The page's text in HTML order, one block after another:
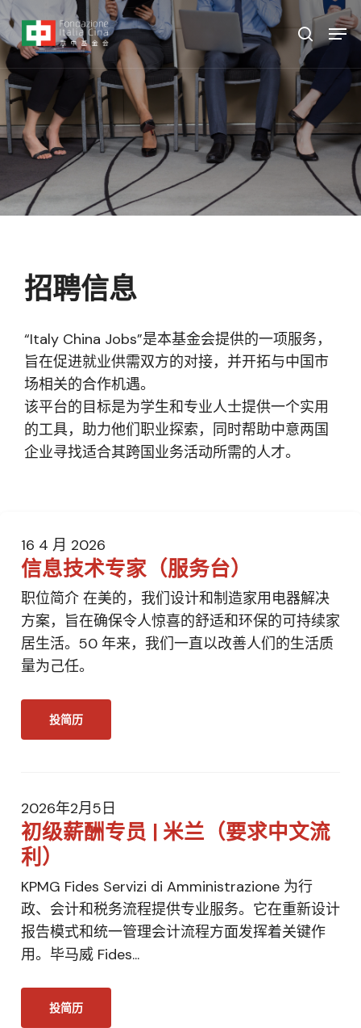
跳
至
主
要
内
容
搜索
菜单
招聘信息
“Italy China Jobs”是本基金会提供的一项服务，
旨在促进就业供需双方的对接，并开拓与中国市
场相关的合作机遇。
该平台的目标是为学生和专业人士提供一个实用
的工具，助力他们职业探索，同时帮助中意两国
企业寻找适合其跨国业务活动所需的人才。
16 4 月 2026
信息技术专家（服务台）
职位简介 在美的，我们设计和制造家用电器解决
方案，旨在确保令人惊喜的舒适和环保的可持续家
居生活。50 年来，我们一直以改善人们的生活质
量为己任。
投简历
2026年2月5日
初级薪酬专员 | 米兰（要求中文流
利）
KPMG Fides Servizi di Amministrazione 为行
政、会计和税务流程提供专业服务。它在重新设计
报告模式和统一管理会计流程方面发挥着关键作
用。毕马威 Fides...
投简历
菜
单